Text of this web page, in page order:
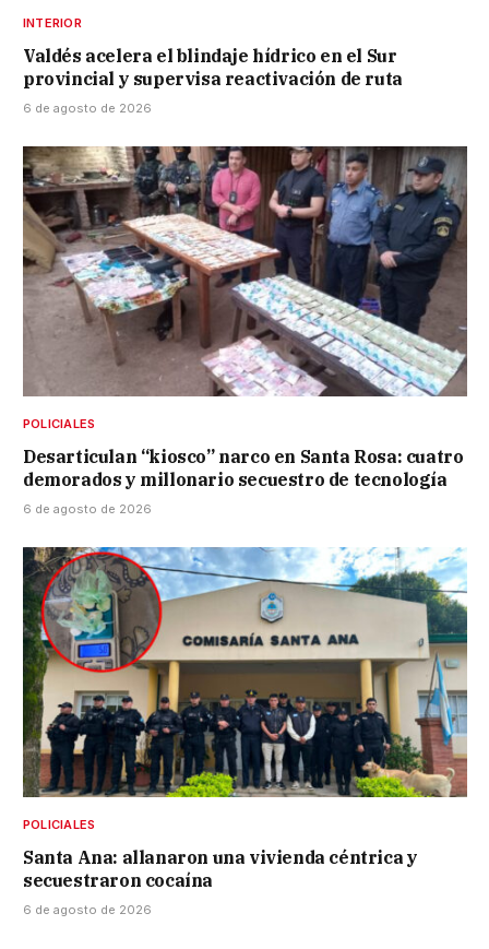
INTERIOR
Valdés acelera el blindaje hídrico en el Sur
provincial y supervisa reactivación de ruta
6 de agosto de 2026
POLICIALES
Desarticulan “kiosco” narco en Santa Rosa: cuatro
demorados y millonario secuestro de tecnología
6 de agosto de 2026
POLICIALES
Santa Ana: allanaron una vivienda céntrica y
secuestraron cocaína
6 de agosto de 2026